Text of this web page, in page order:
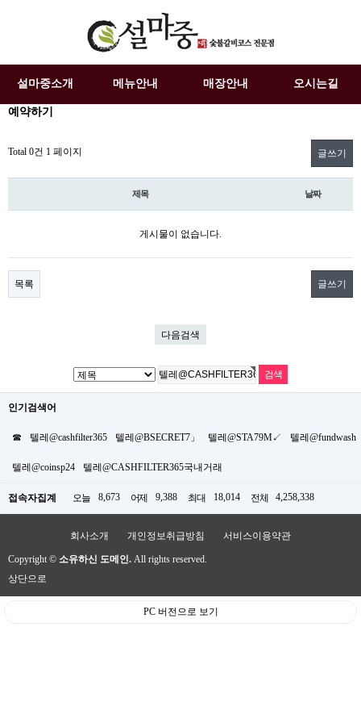
설마중소개 메뉴안내 매장안내 오시는길
예약하기
Total 0건 1 페이지 글쓰기
제목 날짜
게시물이 없습니다.
목록 글쓰기
다음검색
인기검색어
☎ 텔레@cashfilter365 텔레@BSECRET7」 텔레@STA79M↙ 텔레@fundwash
텔레@coinsp24 텔레@CASHFILTER365국내거래
접속자집계 오늘 8,673 어제 9,388 최대 18,014 전체 4,258,338
회사소개 개인정보취급방침 서비스이용약관
Copyright © 소유하신 도메인. All rights reserved.
상단으로
PC 버전으로 보기